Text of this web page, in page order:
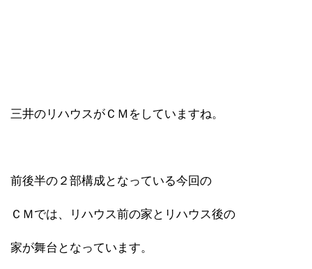
三井のリハウスがＣＭをしていますね。
前後半の２部構成となっている今回の
ＣＭでは、リハウス前の家とリハウス後の
家が舞台となっています。